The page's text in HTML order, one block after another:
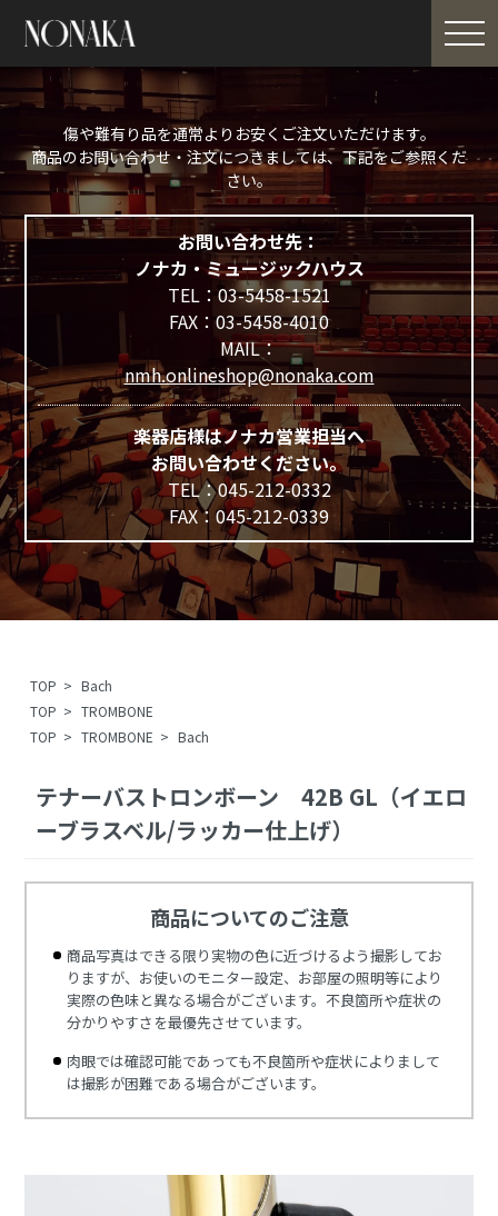
傷や難有り品を通常よりお安くご注文いただけます。
商品のお問い合わせ・注文につきましては、下記をご参照くだ
さい。
お問い合わせ先：
ノナカ・ミュージックハウス
TEL：03-5458-1521
FAX：03-5458-4010
MAIL：
nmh.onlineshop@nonaka.com
楽器店様はノナカ営業担当へ
お問い合わせください。
TEL：045-212-0332
FAX：045-212-0339
TOP > Bach
TOP > TROMBONE
TOP > TROMBONE > Bach
テナーバストロンボーン 42B GL（イエロ
ーブラスベル/ラッカー仕上げ）
商品についてのご注意
商品写真はできる限り実物の色に近づけるよう撮影してお
りますが、お使いのモニター設定、お部屋の照明等により
実際の色味と異なる場合がございます。不良箇所や症状の
分かりやすさを最優先させています。
肉眼では確認可能であっても不良箇所や症状によりまして
は撮影が困難である場合がございます。